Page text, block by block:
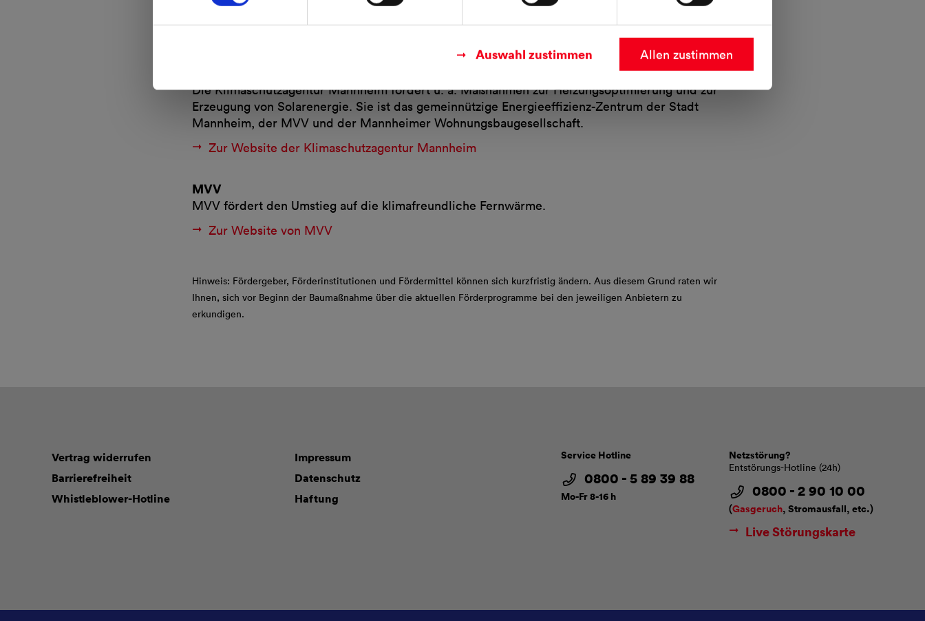
Auswahl zustimmen Allen zustimmen
Finanzierungsangeboten.
Die Klimaschutzagentur Mannheim fördert u. a. Maßnahmen zur Heizungsoptimierung und zur
Erzeugung von Solarenergie. Sie ist das gemeinnützige Energieeffizienz-Zentrum der Stadt
Mannheim, der MVV und der Mannheimer Wohnungsbaugesellschaft.
Zur Website der Klimaschutzagentur Mannheim
MVV
MVV fördert den Umstieg auf die klimafreundliche Fernwärme.
Zur Website von MVV
Hinweis: Fördergeber, Förderinstitutionen und Fördermittel können sich kurzfristig ändern. Aus diesem Grund raten wir
Ihnen, sich vor Beginn der Baumaßnahme über die aktuellen Förderprogramme bei den jeweiligen Anbietern zu
erkundigen.
Vertrag widerrufen
Barrierefreiheit
Whistleblower-Hotline
Impressum
Datenschutz
Haftung
Service Hotline
0800 - 5 89 39 88
Mo-Fr 8-16 h
Netzstörung?
Entstörungs-Hotline (24h)
0800 - 2 90 10 00
(Gasgeruch, Stromausfall, etc.)
Live Störungskarte